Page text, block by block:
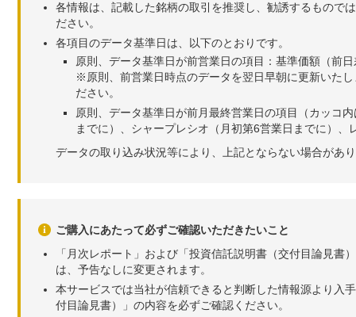
各情報は、記載した銘柄の取引を推奨し、勧誘するもので
ださい。
各項目のデータ基準日は、以下のとおりです。
原則、データ基準日が前営業日の項目：基準価額（前
※原則、前営業日時点のデータを翌日早朝に更新いた
ださい。
原則、データ基準日が前月最終営業日の項目（カッコ
までに）、シャープレシオ（月初第6営業日までに）
データの取り込み状況等により、上記とならない場合があ
ご購入にあたって必ずご確認いただきたいこと
「月次レポート」および「投資信託説明書（交付目論見
は、予告なしに変更されます。
本サービスでは当社が信頼できると判断した情報源より入
付目論見書）」の内容を必ずご確認ください。